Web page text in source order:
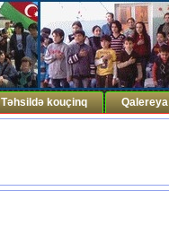
Təhsildə kouçinq Qalereya